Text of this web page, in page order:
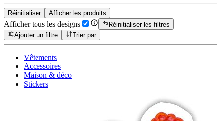
Réinitialiser Afficher les produits
Afficher tous les designs
Réinitialiser les filtres
Ajouter un filtre
Trier par
Vêtements
Accessoires
Maison & déco
Stickers